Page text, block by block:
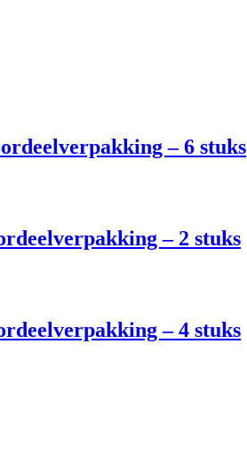
– 6 stuks
– 2 stuks
– 4 stuks